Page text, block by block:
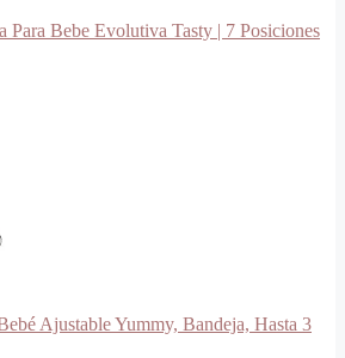
Para Bebe Evolutiva Tasty | 7 Posiciones
Ajustable Yummy, Bandeja, Hasta 3